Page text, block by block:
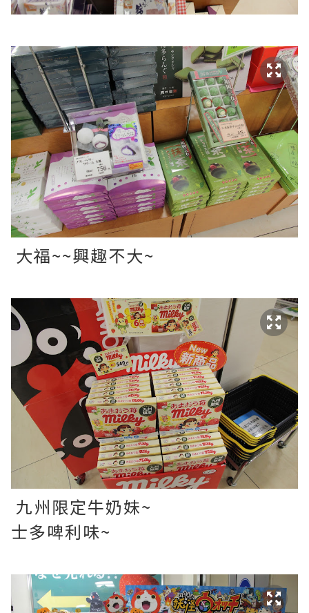
大福~~興趣不大~
九州限定牛奶妹~
士多啤利味~